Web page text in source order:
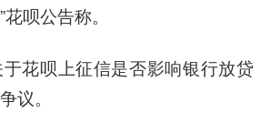
呗公告称。
花呗上征信是否影响银行放贷
议。